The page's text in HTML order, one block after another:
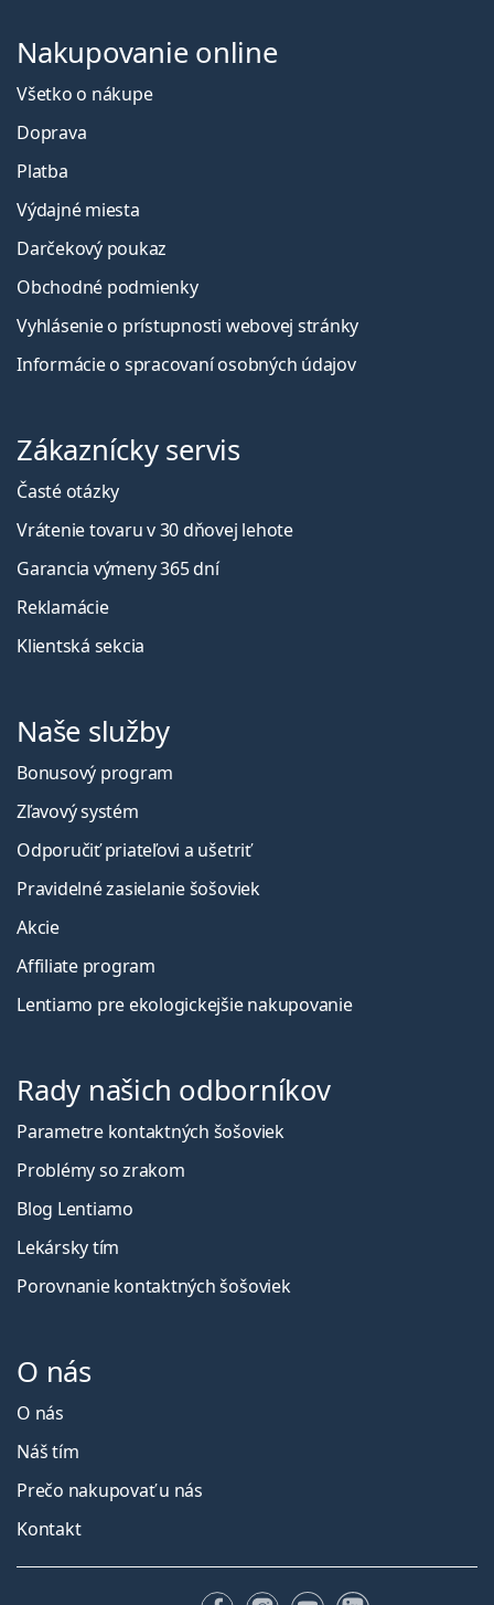
Nakupovanie online
Všetko o nákupe
Doprava
Platba
Výdajné miesta
Darčekový poukaz
Obchodné podmienky
Vyhlásenie o prístupnosti webovej stránky
Informácie o spracovaní osobných údajov
Zákaznícky servis
Časté otázky
Vrátenie tovaru v 30 dňovej lehote
Garancia výmeny 365 dní
Reklamácie
Klientská sekcia
Naše služby
Bonusový program
Zľavový systém
Odporučiť priateľovi a ušetriť
Pravidelné zasielanie šošoviek
Akcie
Affiliate program
Lentiamo pre ekologickejšie nakupovanie
Rady našich odborníkov
Parametre kontaktných šošoviek
Problémy so zrakom
Blog Lentiamo
Lekársky tím
Porovnanie kontaktných šošoviek
O nás
O nás
Náš tím
Prečo nakupovať u nás
Kontakt